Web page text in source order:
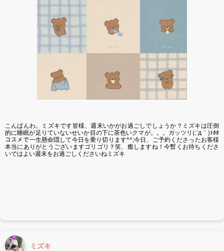
こんばんわ。ミズキです皆様、週末いかがお過ごしでしょうか？ミズキは圧倒
的に睡眠が足りていないせいか目の下に茶色いクマが。。。ガッツリ(;´д｀)ﾄﾎﾎ
コスメで一生懸命隠して今日を乗り切ります^^;今日、ご予約くださったお客様
本当にありがとうございますゴリゴリ？笑、癒しますね！今暫くお待ちくださ
いではよい週末をお過ごしくださいねミズキ
ミズキ